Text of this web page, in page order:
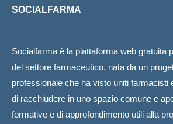
SOCIALFARMA
Socialfarma è la piattaforma web gratuita
del settore farmaceutico, nata da un
professionale che ha visto uniti farmacisti
di racchiudere in uno spazio comune e
formative e di approfondimento utili alla